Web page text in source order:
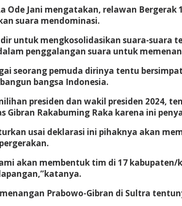
Ode Jani mengatakan, relawan
suara mendominasi.
untuk mengkosolidasikan suara-
penggalangan suara untuk
seorang pemuda dirinya tentu
bangsa Indonesia.
presiden dan wakil presiden 2024,
Gibran Rakabuming Raka karena ini
usai deklarasi ini pihaknya akan
akan membentuk tim di 17
Prabowo-Gibran di Sultra